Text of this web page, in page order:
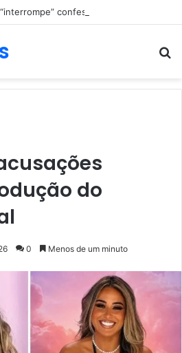
confessionário
do
0 Menos de um minuto